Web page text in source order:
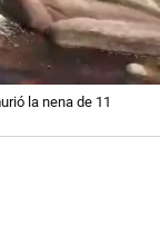
la nena de 11